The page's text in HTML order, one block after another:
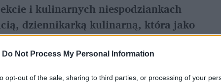
Do Not Process My Personal Information
opt-out of the sale, sharing to third parties, or processing of your
i kulinarnych niespodziankach
dziennikarką kulinarną, która jako
obserwacji polskiej edycji projektu